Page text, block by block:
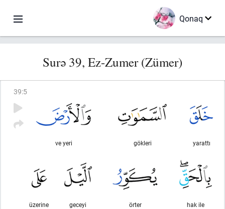
Qonaq
Surə 39, Ez-Zumer (Zümer)
39:5
yarattı
gökleri
ve yeri
hak ile
örter
geceyi
üzerine